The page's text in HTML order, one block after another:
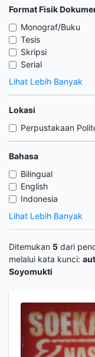
Format Fisik
Monograf/Buku
Tesis
Skripsi
Serial
Lihat Lebih Banyak
Lokasi
Perpustakaan
Bahasa
Bilingual
English
Indonesia
Lihat Lebih Banyak
Ditemukan 5 dari
melalui kata kunci:
Soyomukti